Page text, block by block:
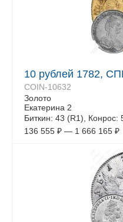
10 рублей 1782,
COIN-10632
Золото
Екатерина 2
Биткин: 43 (R1), Конрос:
136 555 ₽ — 1 666 165 ₽